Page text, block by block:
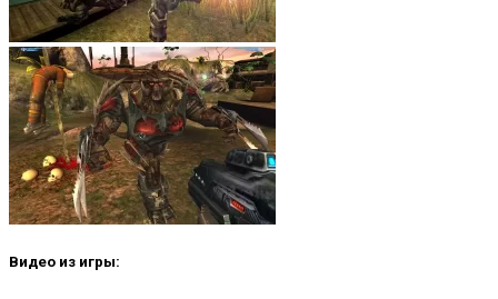
Видео из игры: